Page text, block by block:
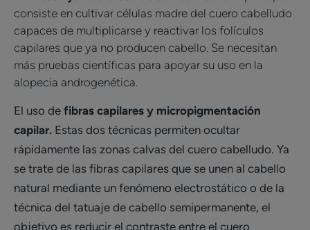
consiste en cultivar células madre del cuero cabelludo
capaces de multiplicarse y reactivar los folículos
capilares que ya no producen cabello. Se necesitan
más pruebas científicas para apoyar su uso en la
alopecia androgenética.
El uso de fibras capilares y micropigmentación
capilar. Estas dos técnicas permiten ocultar
rápidamente las zonas calvas del cuero cabelludo. Ya
se trate de las fibras capilares que se unen al cabello
natural mediante un fenómeno electrostático o de la
técnica del tatuaje de cabello semipermanente, el
objetivo es reducir el contraste entre el cuero